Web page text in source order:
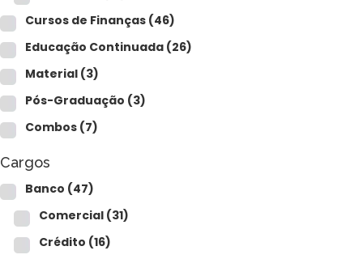
PORTAL EAD
Cursos de Finanças (46)
Educação Continuada (26)
Material (3)
Pós-Graduação (3)
Combos (7)
Cargos
Banco (47)
Comercial (31)
Crédito (16)